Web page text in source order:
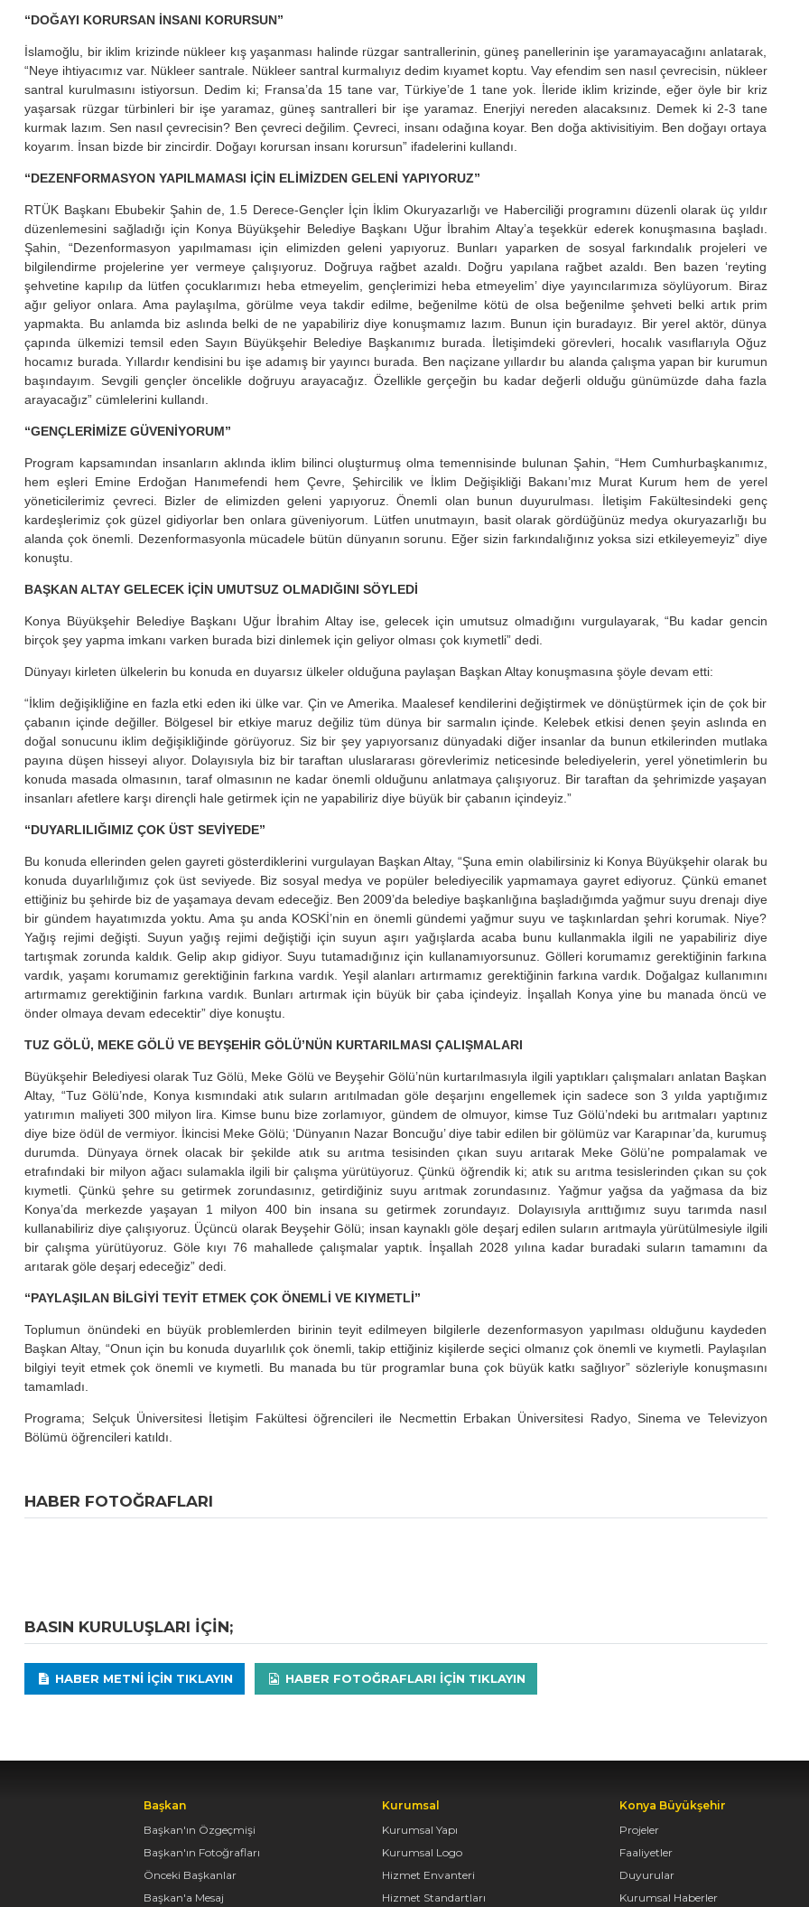
“DOĞAYI KORURSAN İNSANI KORURSUN”
İslamoğlu, bir iklim krizinde nükleer kış yaşanması halinde rüzgar santrallerinin, güneş panellerinin işe yaramayacağını anlatarak,
“Neye ihtiyacımız var. Nükleer santrale. Nükleer santral kurmalıyız dedim kıyamet koptu. Vay efendim sen nasıl çevrecisin, nükleer
santral kurulmasını istiyorsun. Dedim ki; Fransa’da 15 tane var, Türkiye’de 1 tane yok. İleride iklim krizinde, eğer öyle bir kriz
yaşarsak rüzgar türbinleri bir işe yaramaz, güneş santralleri bir işe yaramaz. Enerjiyi nereden alacaksınız. Demek ki 2-3 tane
kurmak lazım. Sen nasıl çevrecisin? Ben çevreci değilim. Çevreci, insanı odağına koyar. Ben doğa aktivisitiyim. Ben doğayı ortaya
koyarım. İnsan bizde bir zincirdir. Doğayı korursan insanı korursun” ifadelerini kullandı.
“DEZENFORMASYON YAPILMAMASI İÇİN ELİMİZDEN GELENİ YAPIYORUZ”
RTÜK Başkanı Ebubekir Şahin de, 1.5 Derece-Gençler İçin İklim Okuryazarlığı ve Haberciliği programını düzenli olarak üç yıldır
düzenlemesini sağladığı için Konya Büyükşehir Belediye Başkanı Uğur İbrahim Altay’a teşekkür ederek konuşmasına başladı.
Şahin, “Dezenformasyon yapılmaması için elimizden geleni yapıyoruz. Bunları yaparken de sosyal farkındalık projeleri ve
bilgilendirme projelerine yer vermeye çalışıyoruz. Doğruya rağbet azaldı. Doğru yapılana rağbet azaldı. Ben bazen ‘reyting
şehvetine kapılıp da lütfen çocuklarımızı heba etmeyelim, gençlerimizi heba etmeyelim’ diye yayıncılarımıza söylüyorum. Biraz
ağır geliyor onlara. Ama paylaşılma, görülme veya takdir edilme, beğenilme kötü de olsa beğenilme şehveti belki artık prim
yapmakta. Bu anlamda biz aslında belki de ne yapabiliriz diye konuşmamız lazım. Bunun için buradayız. Bir yerel aktör, dünya
çapında ülkemizi temsil eden Sayın Büyükşehir Belediye Başkanımız burada. İletişimdeki görevleri, hocalık vasıflarıyla Oğuz
hocamız burada. Yıllardır kendisini bu işe adamış bir yayıncı burada. Ben naçizane yıllardır bu alanda çalışma yapan bir kurumun
başındayım. Sevgili gençler öncelikle doğruyu arayacağız. Özellikle gerçeğin bu kadar değerli olduğu günümüzde daha fazla
arayacağız” cümlelerini kullandı.
“GENÇLERİMİZE GÜVENİYORUM”
Program kapsamından insanların aklında iklim bilinci oluşturmuş olma temennisinde bulunan Şahin, “Hem Cumhurbaşkanımız,
hem eşleri Emine Erdoğan Hanımefendi hem Çevre, Şehircilik ve İklim Değişikliği Bakanı’mız Murat Kurum hem de yerel
yöneticilerimiz çevreci. Bizler de elimizden geleni yapıyoruz. Önemli olan bunun duyurulması. İletişim Fakültesindeki genç
kardeşlerimiz çok güzel gidiyorlar ben onlara güveniyorum. Lütfen unutmayın, basit olarak gördüğünüz medya okuryazarlığı bu
alanda çok önemli. Dezenformasyonla mücadele bütün dünyanın sorunu. Eğer sizin farkındalığınız yoksa sizi etkileyemeyiz” diye
konuştu.
BAŞKAN ALTAY GELECEK İÇİN UMUTSUZ OLMADIĞINI SÖYLEDİ
Konya Büyükşehir Belediye Başkanı Uğur İbrahim Altay ise, gelecek için umutsuz olmadığını vurgulayarak, “Bu kadar gencin
birçok şey yapma imkanı varken burada bizi dinlemek için geliyor olması çok kıymetli” dedi.
Dünyayı kirleten ülkelerin bu konuda en duyarsız ülkeler olduğuna paylaşan Başkan Altay konuşmasına şöyle devam etti:
“İklim değişikliğine en fazla etki eden iki ülke var. Çin ve Amerika. Maalesef kendilerini değiştirmek ve dönüştürmek için de çok bir
çabanın içinde değiller. Bölgesel bir etkiye maruz değiliz tüm dünya bir sarmalın içinde. Kelebek etkisi denen şeyin aslında en
doğal sonucunu iklim değişikliğinde görüyoruz. Siz bir şey yapıyorsanız dünyadaki diğer insanlar da bunun etkilerinden mutlaka
payına düşen hisseyi alıyor. Dolayısıyla biz bir taraftan uluslararası görevlerimiz neticesinde belediyelerin, yerel yönetimlerin bu
konuda masada olmasının, taraf olmasının ne kadar önemli olduğunu anlatmaya çalışıyoruz. Bir taraftan da şehrimizde yaşayan
insanları afetlere karşı dirençli hale getirmek için ne yapabiliriz diye büyük bir çabanın içindeyiz.”
“DUYARLILIĞIMIZ ÇOK ÜST SEVİYEDE”
Bu konuda ellerinden gelen gayreti gösterdiklerini vurgulayan Başkan Altay, “Şuna emin olabilirsiniz ki Konya Büyükşehir olarak bu
konuda duyarlılığımız çok üst seviyede. Biz sosyal medya ve popüler belediyecilik yapmamaya gayret ediyoruz. Çünkü emanet
ettiğiniz bu şehirde biz de yaşamaya devam edeceğiz. Ben 2009’da belediye başkanlığına başladığımda yağmur suyu drenajı diye
bir gündem hayatımızda yoktu. Ama şu anda KOSKİ’nin en önemli gündemi yağmur suyu ve taşkınlardan şehri korumak. Niye?
Yağış rejimi değişti. Suyun yağış rejimi değiştiği için suyun aşırı yağışlarda acaba bunu kullanmakla ilgili ne yapabiliriz diye
tartışmak zorunda kaldık. Gelip akıp gidiyor. Suyu tutamadığınız için kullanamıyorsunuz. Gölleri korumamız gerektiğinin farkına
vardık, yaşamı korumamız gerektiğinin farkına vardık. Yeşil alanları artırmamız gerektiğinin farkına vardık. Doğalgaz kullanımını
artırmamız gerektiğinin farkına vardık. Bunları artırmak için büyük bir çaba içindeyiz. İnşallah Konya yine bu manada öncü ve
önder olmaya devam edecektir” diye konuştu.
TUZ GÖLÜ, MEKE GÖLÜ VE BEYŞEHİR GÖLÜ’NÜN KURTARILMASI ÇALIŞMALARI
Büyükşehir Belediyesi olarak Tuz Gölü, Meke Gölü ve Beyşehir Gölü’nün kurtarılmasıyla ilgili yaptıkları çalışmaları anlatan Başkan
Altay, “Tuz Gölü’nde, Konya kısmındaki atık suların arıtılmadan göle deşarjını engellemek için sadece son 3 yılda yaptığımız
yatırımın maliyeti 300 milyon lira. Kimse bunu bize zorlamıyor, gündem de olmuyor, kimse Tuz Gölü’ndeki bu arıtmaları yaptınız
diye bize ödül de vermiyor. İkincisi Meke Gölü; ‘Dünyanın Nazar Boncuğu’ diye tabir edilen bir gölümüz var Karapınar’da, kurumuş
durumda. Dünyaya örnek olacak bir şekilde atık su arıtma tesisinden çıkan suyu arıtarak Meke Gölü’ne pompalamak ve
etrafındaki bir milyon ağacı sulamakla ilgili bir çalışma yürütüyoruz. Çünkü öğrendik ki; atık su arıtma tesislerinden çıkan su çok
kıymetli. Çünkü şehre su getirmek zorundasınız, getirdiğiniz suyu arıtmak zorundasınız. Yağmur yağsa da yağmasa da biz
Konya’da merkezde yaşayan 1 milyon 400 bin insana su getirmek zorundayız. Dolayısıyla arıttığımız suyu tarımda nasıl
kullanabiliriz diye çalışıyoruz. Üçüncü olarak Beyşehir Gölü; insan kaynaklı göle deşarj edilen suların arıtmayla yürütülmesiyle ilgili
bir çalışma yürütüyoruz. Göle kıyı 76 mahallede çalışmalar yaptık. İnşallah 2028 yılına kadar buradaki suların tamamını da
arıtarak göle deşarj edeceğiz” dedi.
“PAYLAŞILAN BİLGİYİ TEYİT ETMEK ÇOK ÖNEMLİ VE KIYMETLİ”
Toplumun önündeki en büyük problemlerden birinin teyit edilmeyen bilgilerle dezenformasyon yapılması olduğunu kaydeden
Başkan Altay, “Onun için bu konuda duyarlılık çok önemli, takip ettiğiniz kişilerde seçici olmanız çok önemli ve kıymetli. Paylaşılan
bilgiyi teyit etmek çok önemli ve kıymetli. Bu manada bu tür programlar buna çok büyük katkı sağlıyor” sözleriyle konuşmasını
tamamladı.
Programa; Selçuk Üniversitesi İletişim Fakültesi öğrencileri ile Necmettin Erbakan Üniversitesi Radyo, Sinema ve Televizyon
Bölümü öğrencileri katıldı.
HABER FOTOĞRAFLARI
BASIN KURULUŞLARI IÇIN;
HABER METNI IÇIN TIKLAYIN HABER FOTOĞRAFLARI IÇIN TIKLAYIN
Başkan
Başkan'ın Özgeçmişi
Başkan'ın Fotoğrafları
Önceki Başkanlar
Başkan'a Mesaj
Kurumsal
Kurumsal Yapı
Kurumsal Logo
Hizmet Envanteri
Hizmet Standartları
Konya Büyükşehir
Projeler
Faaliyetler
Duyurular
Kurumsal Haberler